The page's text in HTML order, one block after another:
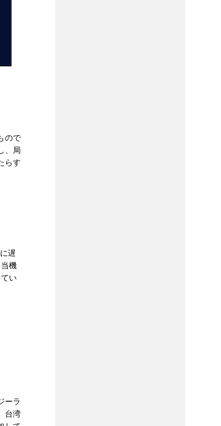
ので
、局
らす
遅
機
い
ーラ
台湾